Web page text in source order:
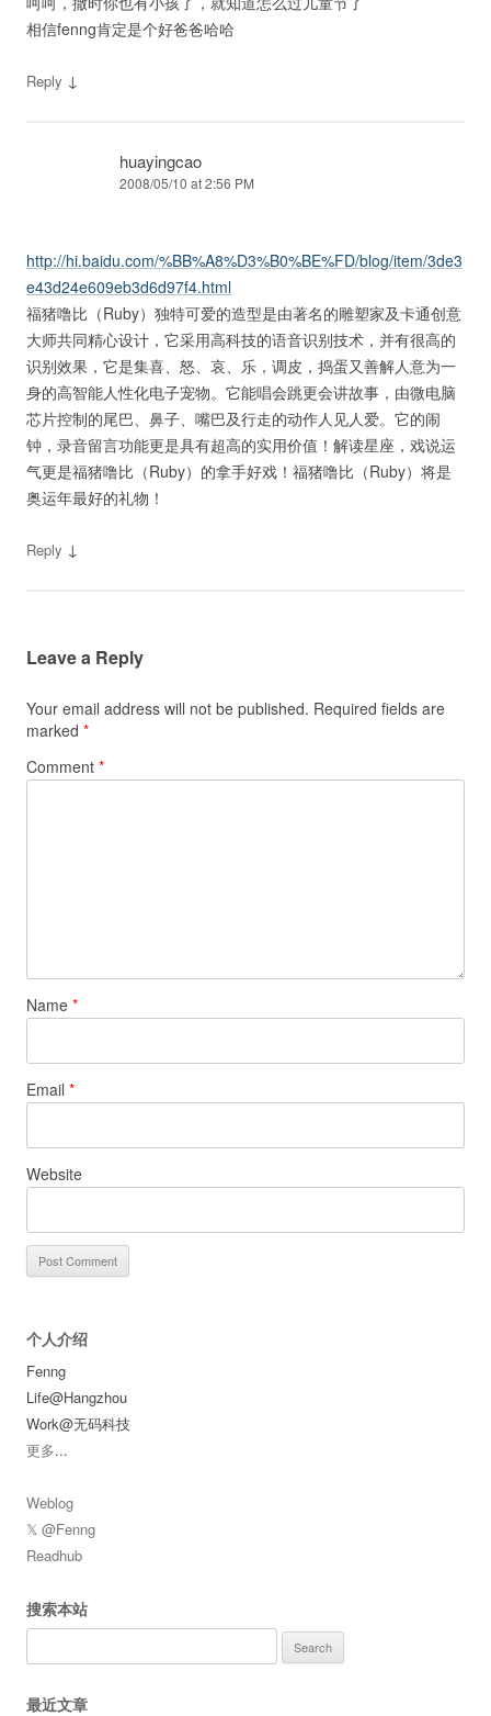
相信fenng肯定是个好爸爸哈哈
Reply ↓
huayingcao
2008/05/10 at 2:56 PM
http://hi.baidu.com/%BB%A8%D3%B0%BE%FD/blog/item/3de3
e43d24e609eb3d6d97f4.html
福猪噜比（Ruby）独特可爱的造型是由著名的雕塑家及卡通创意
大师共同精心设计，它采用高科技的语音识别技术，并有很高的
识别效果，它是集喜、怒、哀、乐，调皮，捣蛋又善解人意为一
身的高智能人性化电子宠物。它能唱会跳更会讲故事，由微电脑
芯片控制的尾巴、鼻子、嘴巴及行走的动作人见人爱。它的闹
钟，录音留言功能更是具有超高的实用价值！解读星座，戏说运
气更是福猪噜比（Ruby）的拿手好戏！福猪噜比（Ruby）将是
奥运年最好的礼物！
Reply ↓
Leave a Reply
Your email address will not be published. Required fields are
marked *
Comment *
Name *
Email *
Website
个人介绍
Fenng
Life@Hangzhou
Work@无码科技
更多...
Weblog
𝕏 @Fenng
Readhub
搜索本站
for:
最近文章